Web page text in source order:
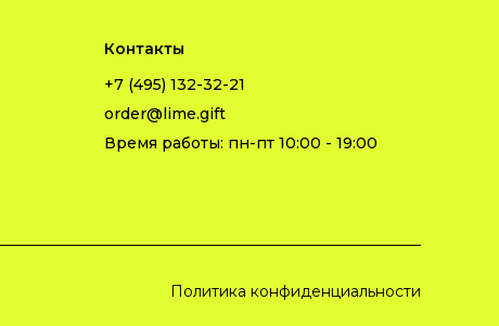
Контакты
+7 (495) 132-32-21
order@lime.gift
Время работы: пн-пт 10:00 - 19:00
Политика конфиденциальности